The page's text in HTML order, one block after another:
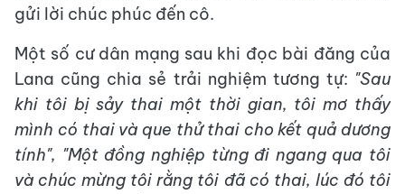
gửi lời chúc phúc đến cô.
Một số cư dân mạng sau khi đọc bài đăng của
Lana cũng chia sẻ trải nghiệm tương tự: "Sau
khi tôi bị sảy thai một thời gian, tôi mơ thấy
mình có thai và que thử thai cho kết quả dương
tính", "Một đồng nghiệp từng đi ngang qua tôi
và chúc mừng tôi rằng tôi đã có thai, lúc đó tôi